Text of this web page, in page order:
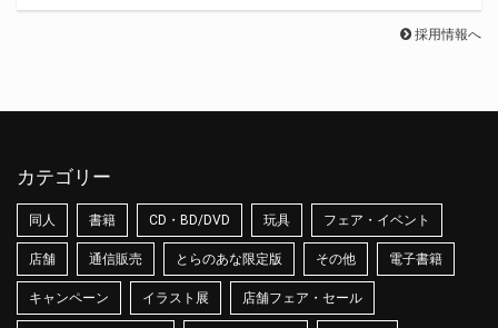
採用情報へ
カテゴリー
同人 書籍 CD・BD/DVD 玩具 フェア・イベント
店舗 通信販売 とらのあな限定版 その他 電子書籍
キャンペーン イラスト展 店舗フェア・セール